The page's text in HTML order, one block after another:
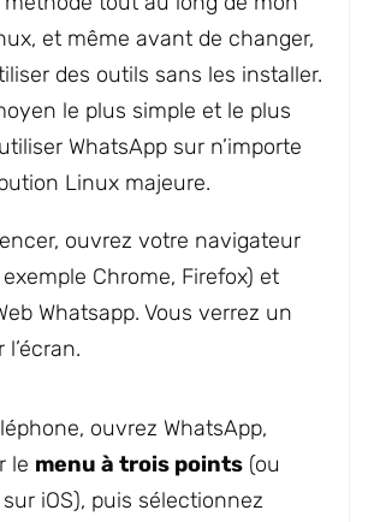
et même avant de changer,
des outils sans les installer.
le plus simple et le plus
WhatsApp sur n’importe
Linux majeure.
ouvrez votre navigateur
Chrome, Firefox) et
Whatsapp. Vous verrez un
l’écran.
ouvrez WhatsApp,
le menu à trois points (ou
iOS), puis sélectionnez